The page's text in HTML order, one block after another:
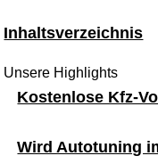
Inhaltsverzeichnis
Unsere Highlights
Kostenlose Kfz-
Wird Autotuning